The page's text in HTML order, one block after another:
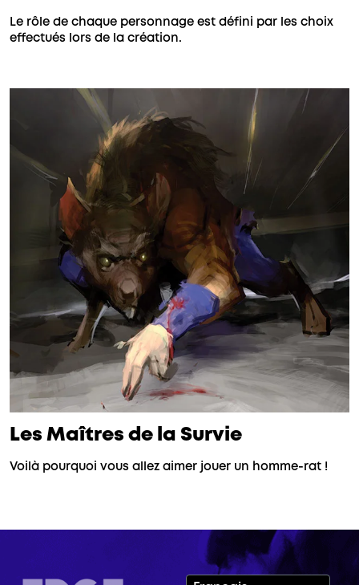
Le rôle de chaque personnage est défini par les choix
effectués lors de la création.
Les Maîtres de la Survie
Voilà pourquoi vous allez aimer jouer un homme-rat !